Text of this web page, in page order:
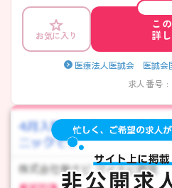
お気に入り
こ
詳
医療法人医誠会 医誠会
求人番号 :